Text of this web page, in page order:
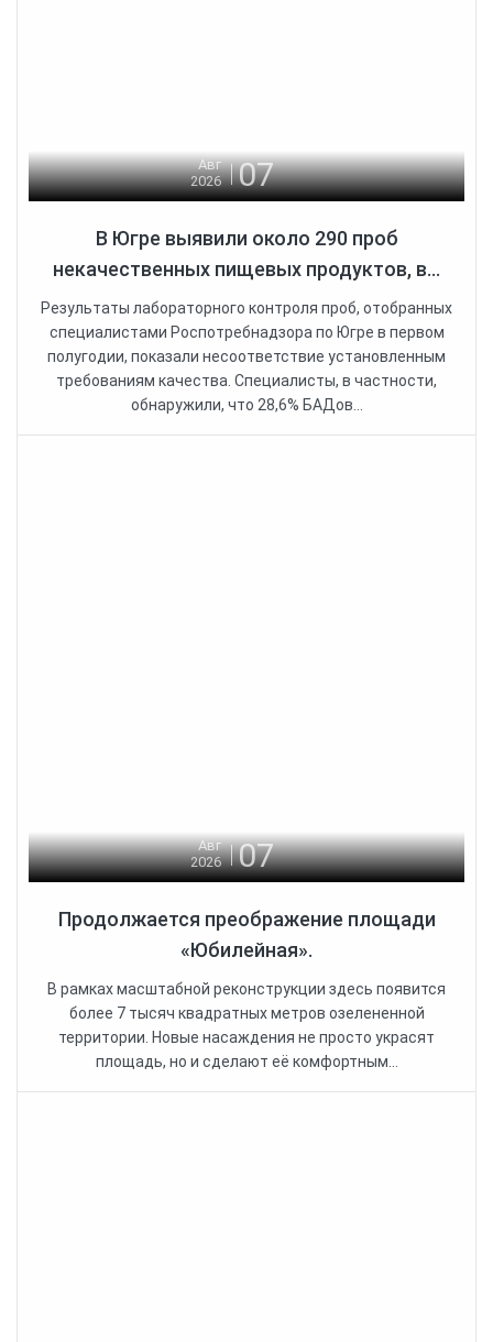
Авг
2026
07
В Югре выявили около 290 проб
некачественных пищевых продуктов, в...
Результаты лабораторного контроля проб, отобранных
специалистами Роспотребнадзора по Югре в первом
полугодии, показали несоответствие установленным
требованиям качества. Специалисты, в частности,
обнаружили, что 28,6% БАДов...
Авг
2026
07
Продолжается преображение площади
«Юбилейная».
В рамках масштабной реконструкции здесь появится
более 7 тысяч квадратных метров озелененной
территории. Новые насаждения не просто украсят
площадь, но и сделают её комфортным...